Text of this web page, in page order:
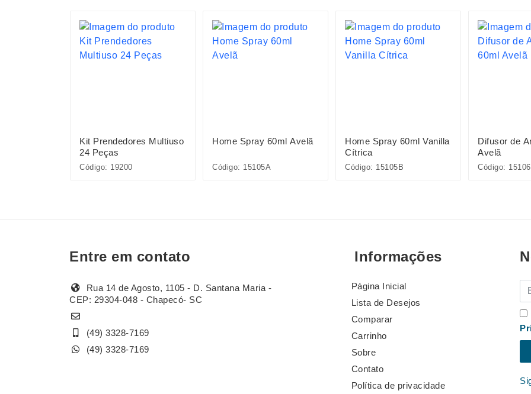
Kit Prendedores Multiuso
24 Peças
Código: 19200
Home Spray 60ml Avelã
Código: 15105A
Home Spray 60ml Vanilla
Cítrica
Código: 15105B
Difusor de
Avelã
Código:
Entre em contato
Rua 14 de Agosto, 1105 - D. Santana Maria -
CEP: 29304-048 - Chapecó- SC
(49) 3328-7169
(49) 3328-7169
Informações
Página Inicial
Lista de Desejos
Comparar
Carrinho
Sobre
Contato
Política de privacidade